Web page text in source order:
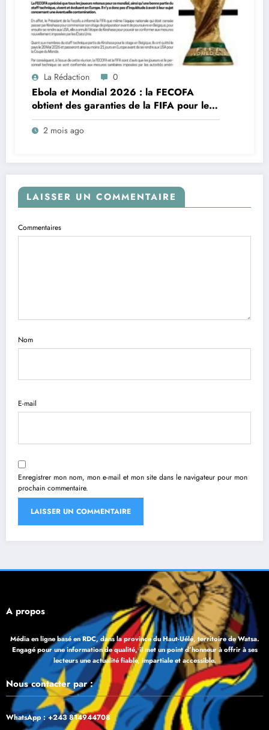
La Rédaction 0
Ebola et Mondial 2026 : la FECOFA
obtient des garanties de la FIFA pour les
Léopards de la RDC
2 mois ago
LAISSER UN COMMENTAIRE
Commentaires
Nom
E-mail
Enregistrer mon nom, mon e-mail et mon site dans le navigateur pour mon
prochain commentaire.
À propos
Média en ligne basé en RDC, dans la province du Haut-Uélé, territoire de Watsa.
Engagé pour une information de qualité, il met un point d’honneur à offrir à ses
lecteurs une actualité fiable, impartiale et accessible.
Nous contacter par :
WhatsApp : +243 814944708